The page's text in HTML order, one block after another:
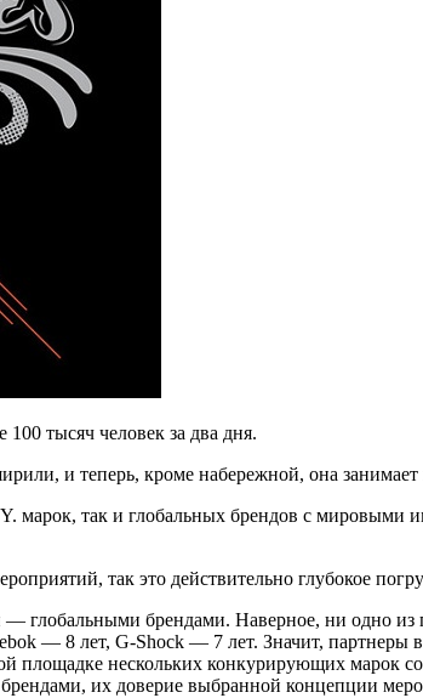
тысяч человек за два дня.
и теперь, кроме набережной, она занимает
марок, так и глобальных брендов с мировыми
так это действительно глубокое
глобальными брендами. Наверное, ни одно
— 8 лет, G-Shock — 7 лет. Значит, партнеры
площадке нескольких конкурирующих
их доверие выбранной концепции